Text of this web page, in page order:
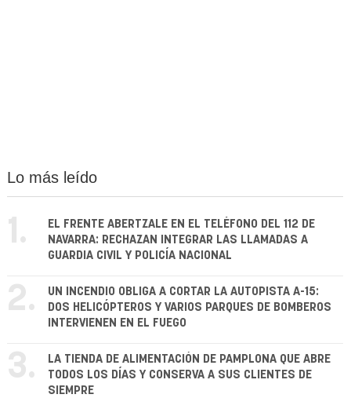
Lo más leído
1.
EL FRENTE ABERTZALE EN EL TELÉFONO DEL 112 DE
NAVARRA: RECHAZAN INTEGRAR LAS LLAMADAS A
GUARDIA CIVIL Y POLICÍA NACIONAL
2.
UN INCENDIO OBLIGA A CORTAR LA AUTOPISTA A-15:
DOS HELICÓPTEROS Y VARIOS PARQUES DE BOMBEROS
INTERVIENEN EN EL FUEGO
3.
LA TIENDA DE ALIMENTACIÓN DE PAMPLONA QUE ABRE
TODOS LOS DÍAS Y CONSERVA A SUS CLIENTES DE
SIEMPRE